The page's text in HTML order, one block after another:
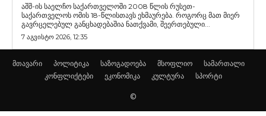
აშშ-ის საელჩო საქართველოში 2008 წლის რუსეთ-
საქართველოს ომის 18-წლისთავს ეხმაურება. როგორც მათ მიერ
გავრცელებულ განცხადებაშია ნათქვამი, შეერთებული...
7 აგვისტო 2026, 12:35
მთავარი პოლიტიკა საზოგადოება მსოფლიო
სამართალი
კონფლიქტები
ეკონომიკა კულტურა სპორტი
©